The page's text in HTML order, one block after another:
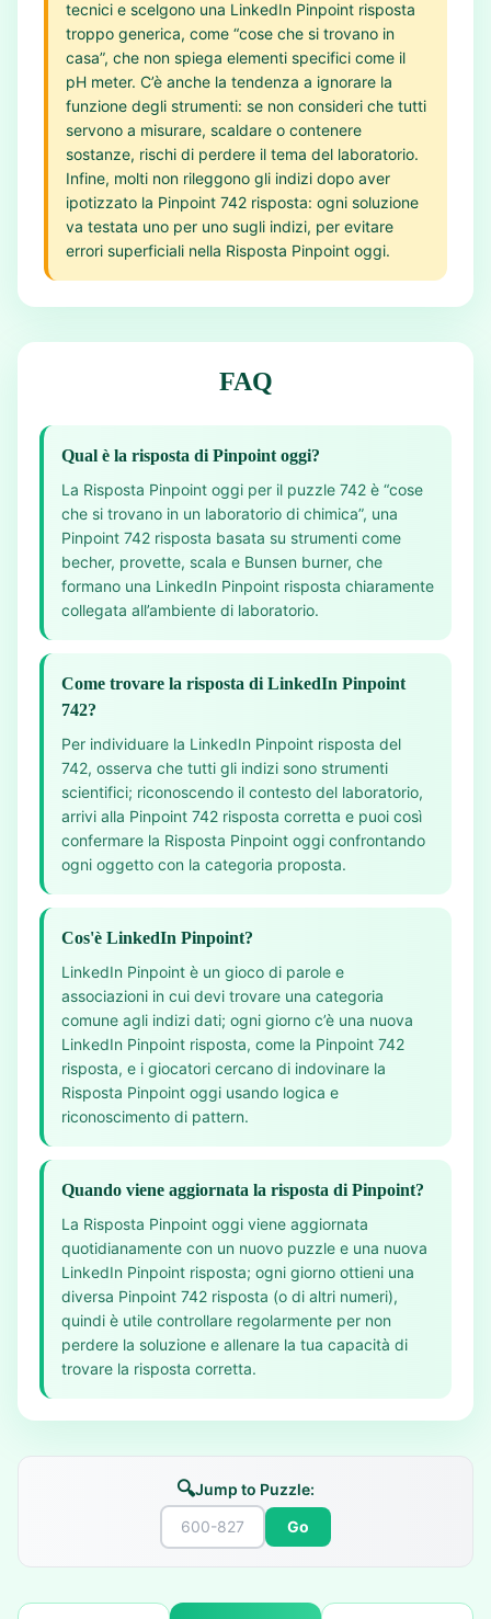
tecnici e scelgono una LinkedIn Pinpoint risposta
troppo generica, come “cose che si trovano in
casa”, che non spiega elementi specifici come il
pH meter. C’è anche la tendenza a ignorare la
funzione degli strumenti: se non consideri che tutti
servono a misurare, scaldare o contenere
sostanze, rischi di perdere il tema del laboratorio.
Infine, molti non rileggono gli indizi dopo aver
ipotizzato la Pinpoint 742 risposta: ogni soluzione
va testata uno per uno sugli indizi, per evitare
errori superficiali nella Risposta Pinpoint oggi.
FAQ
Qual è la risposta di Pinpoint oggi?
La Risposta Pinpoint oggi per il puzzle 742 è “cose
che si trovano in un laboratorio di chimica”, una
Pinpoint 742 risposta basata su strumenti come
becher, provette, scala e Bunsen burner, che
formano una LinkedIn Pinpoint risposta chiaramente
collegata all’ambiente di laboratorio.
Come trovare la risposta di LinkedIn Pinpoint
742?
Per individuare la LinkedIn Pinpoint risposta del
742, osserva che tutti gli indizi sono strumenti
scientifici; riconoscendo il contesto del laboratorio,
arrivi alla Pinpoint 742 risposta corretta e puoi così
confermare la Risposta Pinpoint oggi confrontando
ogni oggetto con la categoria proposta.
Cos'è LinkedIn Pinpoint?
LinkedIn Pinpoint è un gioco di parole e
associazioni in cui devi trovare una categoria
comune agli indizi dati; ogni giorno c’è una nuova
LinkedIn Pinpoint risposta, come la Pinpoint 742
risposta, e i giocatori cercano di indovinare la
Risposta Pinpoint oggi usando logica e
riconoscimento di pattern.
Quando viene aggiornata la risposta di Pinpoint?
La Risposta Pinpoint oggi viene aggiornata
quotidianamente con un nuovo puzzle e una nuova
LinkedIn Pinpoint risposta; ogni giorno ottieni una
diversa Pinpoint 742 risposta (o di altri numeri),
quindi è utile controllare regolarmente per non
perdere la soluzione e allenare la tua capacità di
trovare la risposta corretta.
🔍Jump to Puzzle:
Go